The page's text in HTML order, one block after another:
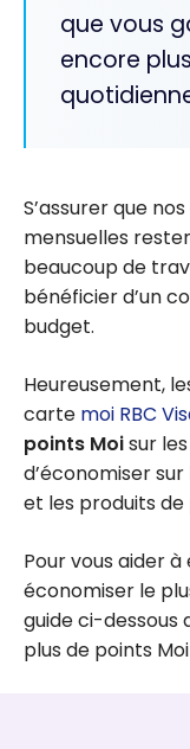
que vous
encore
S’assurer que
mensuelles
beaucoup de
bénéficier d’un
budget.
Heureusement,
carte moi RBC
points Moisur
d’économiser
et les produits
Pour vous aider
économiser le
guide ci-dessous
plus de points